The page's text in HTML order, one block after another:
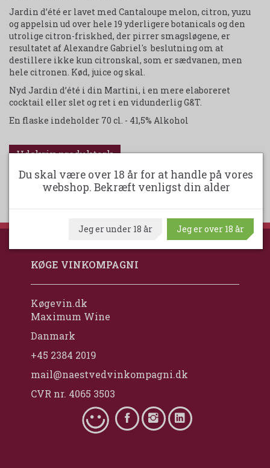
Jardin d’été er lavet med Cantaloupe melon, citron, yuzu
og appelsin ud over hele 19 yderligere botanicals og den
utrolige citron-friskhed, der pirrer smagsløgene, er
resultatet af Alexandre Gabriel's beslutning om at
destillere ikke kun citronskal, som er sædvanen, men
hele citronen. Kød, juice og skal.
Nyd Jardin d’été i din Martini, i en mere elaboreret
cocktail eller slet og ret i en vidunderlig G&T.
En flaske indeholder 70 cl. - 41,5% Alkohol
Udskriv produktark
KØGE VINKOMPAGNI
Køgevin.dk
Maximum Wine
Danmark
+45 2384 2019
mail@naestvedvinkompagni.dk
CVR nr. 4065 3503
Du skal være over 18 år for at handle på vores
webshop. Bekræft venligst din alder
Jeg er under 18 år Jeg er over 18 år